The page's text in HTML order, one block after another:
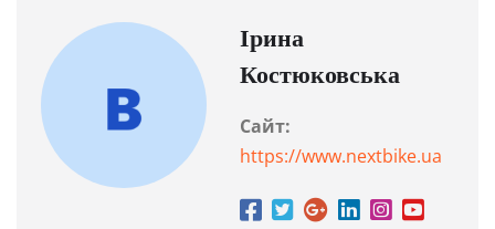
Ірина
Костюковська
Сайт:
https://www.nextbike.ua